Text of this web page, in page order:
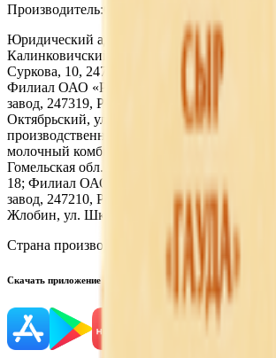
Производитель:
Юридический адрес:
Филиал ОАО
Калинковичский молочный комбинат г.
Суркова, 10, 247710, Гомельская обл.,
Филиал ОАО «Рогачевский МКК»
завод, 247319, Республика Беларусь,
Октябрьский, ул. К.Маркса, 30;
производственный участок филиала
молочный комбинат, 246284, Республика
Гомельская обл., Светлогорский р-н,
18; Филиал ОАО "Рогачевский МКК"
завод, 247210, Республика Беларусь,
Жлобин, ул. Школьная, д. 10
Страна производства:
Республика Беларусь
Скачать приложение